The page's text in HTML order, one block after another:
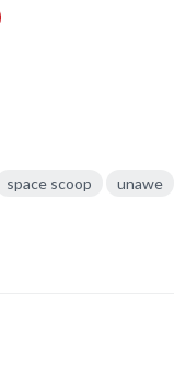
space scoop
unawe